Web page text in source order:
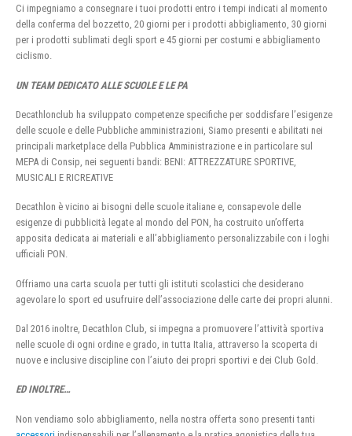
Ci impegniamo a consegnare i tuoi prodotti entro i tempi indicati al momento
della conferma del bozzetto, 20 giorni per i prodotti abbigliamento, 30 giorni
per i prodotti sublimati degli sport e 45 giorni per costumi e abbigliamento
ciclismo.
UN TEAM DEDICATO ALLE SCUOLE E LE PA
Decathlonclub ha sviluppato competenze specifiche per soddisfare l’esigenze
delle scuole e delle Pubbliche amministrazioni, Siamo presenti e abilitati nei
principali marketplace della Pubblica Amministrazione e in particolare sul
MEPA di Consip, nei seguenti bandi: BENI: ATTREZZATURE SPORTIVE,
MUSICALI E RICREATIVE
Decathlon è vicino ai bisogni delle scuole italiane e, consapevole delle
esigenze di pubblicità legate al mondo del PON, ha costruito un’offerta
apposita dedicata ai materiali e all’abbigliamento personalizzabile con i loghi
ufficiali PON.
Offriamo una carta scuola per tutti gli istituti scolastici che desiderano
agevolare lo sport ed usufruire dell’associazione delle carte dei propri alunni.
Dal 2016 inoltre, Decathlon Club, si impegna a promuovere l’attività sportiva
nelle scuole di ogni ordine e grado, in tutta Italia, attraverso la scoperta di
nuove e inclusive discipline con l’aiuto dei propri sportivi e dei Club Gold.
ED INOLTRE…
Non vendiamo solo abbigliamento, nella nostra offerta sono presenti tanti